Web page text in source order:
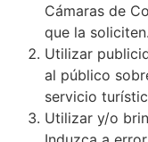
Cámaras de
que la soliciten.
Utilizar
al público
servicio
Utilizar y/o